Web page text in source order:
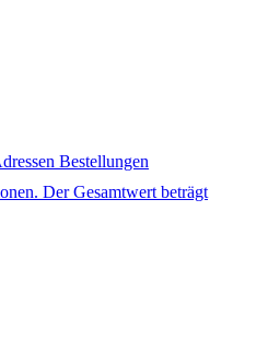
Bestellungen
Der Gesamtwert beträgt